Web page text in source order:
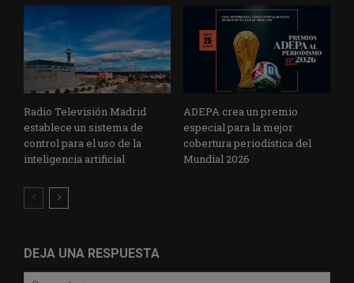
Radio Televisión Madrid
establece un sistema de
control para el uso de la
inteligencia artificial
ADEPA crea un premio
especial para la mejor
cobertura periodística del
Mundial 2026
DEJA UNA RESPUESTA